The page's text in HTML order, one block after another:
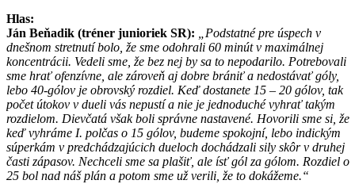
Hlas:
Ján Beňadik (tréner junioriek SR):
„Podstatné pre úspech v
dnešnom stretnutí bolo, že sme odohrali 60 minút v maximálnej
koncentrácii. Vedeli sme, že bez nej by sa to nepodarilo. Potrebovali
sme hrať ofenzívne, ale zároveň aj dobre brániť a nedostávať góly,
lebo 40-gólov je obrovský rozdiel. Keď dostanete 15 – 20 gólov, tak
počet útokov v dueli vás nepustí a nie je jednoduché vyhrať takým
rozdielom. Dievčatá však boli správne nastavené. Hovorili sme si, že
keď vyhráme I. polčas o 15 gólov, budeme spokojní, lebo indickým
súperkám v predchádzajúcich dueloch dochádzali sily skôr v druhej
časti zápasov. Nechceli sme sa plašiť, ale ísť gól za gólom. Rozdiel o
25 bol nad náš plán a potom sme už verili, že to dokážeme.“